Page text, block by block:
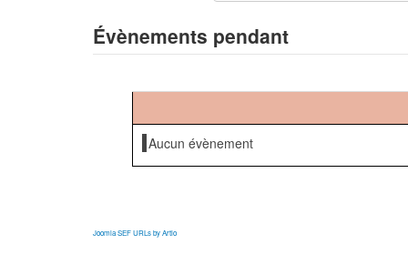
Évènements pendant
Aucun évènement
Joomla SEF URLs by Artio